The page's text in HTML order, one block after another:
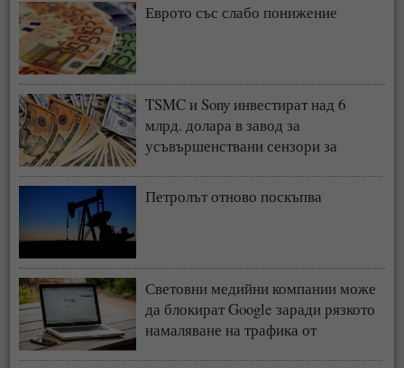
Еврото със слабо понижение
TSMC и Sony инвестират над 6
млрд. долара в завод за
усъвършенствани сензори за
Петролът отново поскъпва
Световни медийни компании може
да блокират Google заради рязкото
намаляване на трафика от